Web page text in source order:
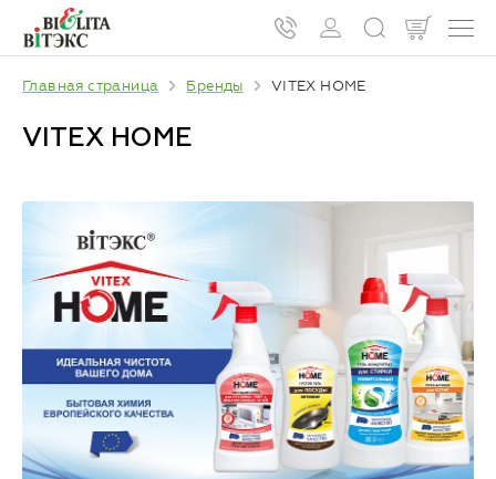
Главная страница Бренды VITEX HOME
VITEX HOME